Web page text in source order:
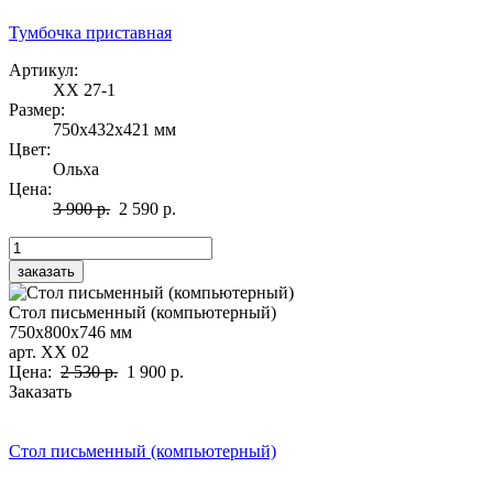
Тумбочка приставная
Артикул:
ХХ 27-1
Размер:
750х432х421 мм
Цвет:
Ольха
Цена:
3 900 р. 2 590 р.
Стол письменный (компьютерный)
750х800х746 мм
арт. ХХ 02
Цена: 2 530 р. 1 900 р.
Заказать
Стол письменный (компьютерный)